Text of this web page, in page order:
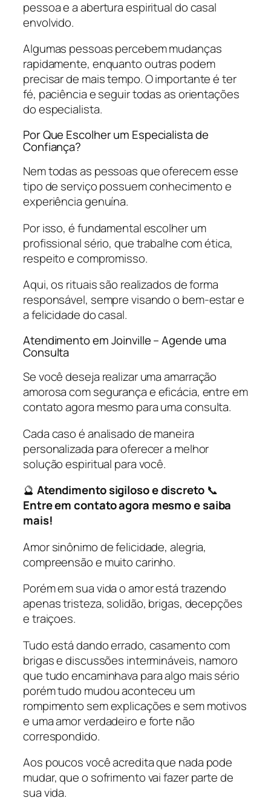
pessoa e a abertura espiritual do casal
envolvido.
Algumas pessoas percebem mudanças
rapidamente, enquanto outras podem
precisar de mais tempo. O importante é ter
fé, paciência e seguir todas as orientações
do especialista.
Por Que Escolher um Especialista de
Confiança?
Nem todas as pessoas que oferecem esse
tipo de serviço possuem conhecimento e
experiência genuína.
Por isso, é fundamental escolher um
profissional sério, que trabalhe com ética,
respeito e compromisso.
Aqui, os rituais são realizados de forma
responsável, sempre visando o bem-estar e
a felicidade do casal.
Atendimento em Joinville – Agende uma
Consulta
Se você deseja realizar uma amarração
amorosa com segurança e eficácia, entre em
contato agora mesmo para uma consulta.
Cada caso é analisado de maneira
personalizada para oferecer a melhor
solução espiritual para você.
🔮 Atendimento sigiloso e discreto📞
Entre em contato agora mesmo e saiba
mais!
Amor sinônimo de felicidade, alegria,
compreensão e muito carinho.
Porém em sua vida o amor está trazendo
apenas tristeza, solidão, brigas, decepções
e traiçoes.
Tudo está dando errado, casamento com
brigas e discussões intermináveis, namoro
que tudo encaminhava para algo mais sério
porém tudo mudou aconteceu um
rompimento sem explicações e sem motivos
e uma amor verdadeiro e forte não
correspondido.
Aos poucos você acredita que nada pode
mudar, que o sofrimento vai fazer parte de
sua vida.